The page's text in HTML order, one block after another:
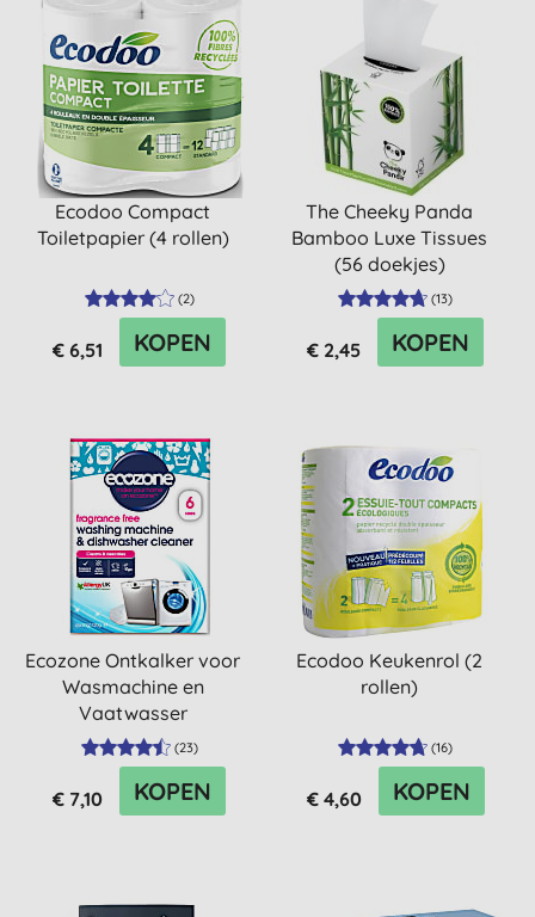
Ecodoo Compact
Toiletpapier (4 rollen)
(2)
€ 6,51 KOPEN
The Cheeky Panda
Bamboo Luxe Tissues
(56 doekjes)
(13)
€ 2,45 KOPEN
Ecozone Ontkalker voor
Wasmachine en
Vaatwasser
(23)
€ 7,10 KOPEN
Ecodoo Keukenrol (2
rollen)
(16)
€ 4,60 KOPEN